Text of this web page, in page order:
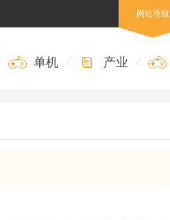
网站导航
单机 / 产业 /